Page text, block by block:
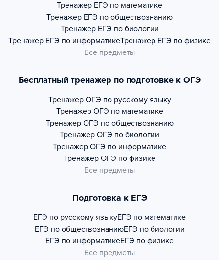
Тренажер ЕГЭ по математике
Тренажер ЕГЭ по обществознанию
Тренажер ЕГЭ по биологии
Тренажер ЕГЭ по информатикеТренажер ЕГЭ по физике
Все предметы
Бесплатный тренажер по подготовке к ОГЭ
Тренажер ОГЭ по русскому языку
Тренажер ОГЭ по математике
Тренажер ОГЭ по обществознанию
Тренажер ОГЭ по биологии
Тренажер ОГЭ по информатике
Тренажер ОГЭ по физике
Все предметы
Подготовка к ЕГЭ
ЕГЭ по русскому языкуЕГЭ по математике
ЕГЭ по обществознаниюЕГЭ по биологии
ЕГЭ по информатикеЕГЭ по физике
Все предметы